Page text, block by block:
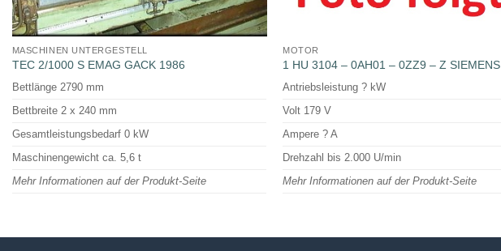
MASCHINEN UNTERGESTELL
TEC 2/1000 S EMAG GACK 1986
Bettlänge 2790 mm
Bettbreite 2 x 240 mm
Gesamtleistungsbedarf 0 kW
Maschinengewicht ca. 5,6 t
Mehr Informationen auf der Produkt-Seite
MOTOR
1 HU 3104 – 0AH01 – 0ZZ9 – Z SIEMENS
Antriebsleistung ? kW
Volt 179 V
Ampere ? A
Drehzahl bis 2.000 U/min
Mehr Informationen auf der Produkt-Seite